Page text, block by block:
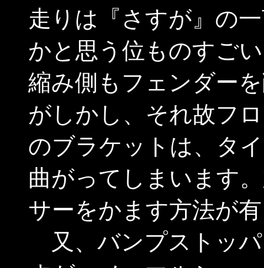
走りは『さすが』の
かと思う位ものすご
縮み側もフェンダー
がしかし、それ故フ
のブラケットは、タ
曲がってしまいます
サーをかます方法が
又、バンプストッ